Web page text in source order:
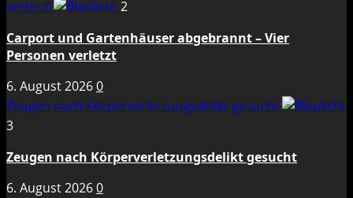
verletzt
2
Carport und Gartenhäuser abgebrannt – Vier
Personen verletzt
6. August 20260
Zeugen nach Körperverletzungsdelikt gesucht
3
Zeugen nach Körperverletzungsdelikt gesucht
6. August 20260